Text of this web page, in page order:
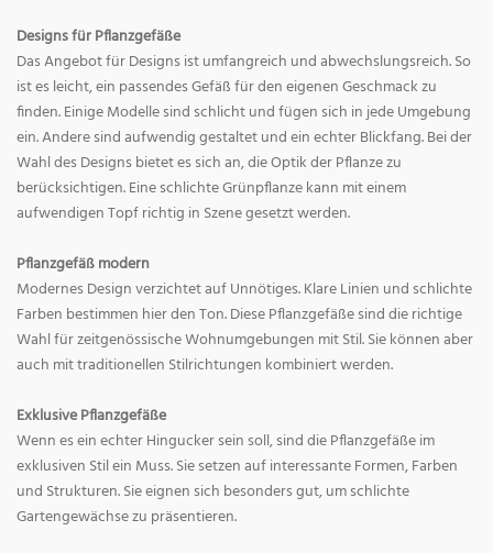
Designs für Pflanzgefäße
Das Angebot für Designs ist umfangreich und abwechslungsreich. So
ist es leicht, ein passendes Gefäß für den eigenen Geschmack zu
finden. Einige Modelle sind schlicht und fügen sich in jede Umgebung
ein. Andere sind aufwendig gestaltet und ein echter Blickfang. Bei der
Wahl des Designs bietet es sich an, die Optik der Pflanze zu
berücksichtigen. Eine schlichte Grünpflanze kann mit einem
aufwendigen Topf richtig in Szene gesetzt werden.
Pflanzgefäß modern
Modernes Design verzichtet auf Unnötiges. Klare Linien und schlichte
Farben bestimmen hier den Ton. Diese Pflanzgefäße sind die richtige
Wahl für zeitgenössische Wohnumgebungen mit Stil. Sie können aber
auch mit traditionellen Stilrichtungen kombiniert werden.
Exklusive Pflanzgefäße
Wenn es ein echter Hingucker sein soll, sind die Pflanzgefäße im
exklusiven Stil ein Muss. Sie setzen auf interessante Formen, Farben
und Strukturen. Sie eignen sich besonders gut, um schlichte
Gartengewächse zu präsentieren.